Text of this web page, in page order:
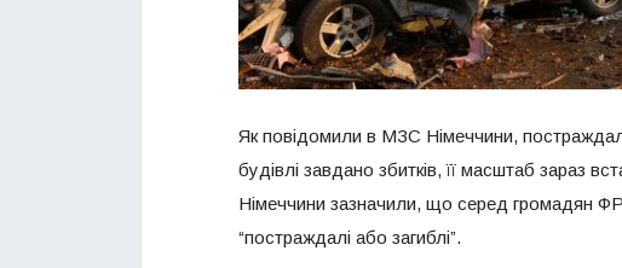
Як повідомили в МЗС Німеччини,
будівлі завдано збитків, її масштаб зараз
Німеччини зазначили, що серед громадян
“постраждалі або загиблі”.